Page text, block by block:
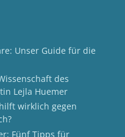
Unser Guide für die
des
Lejla Huemer
wirklich gegen
Fünf Tipps für